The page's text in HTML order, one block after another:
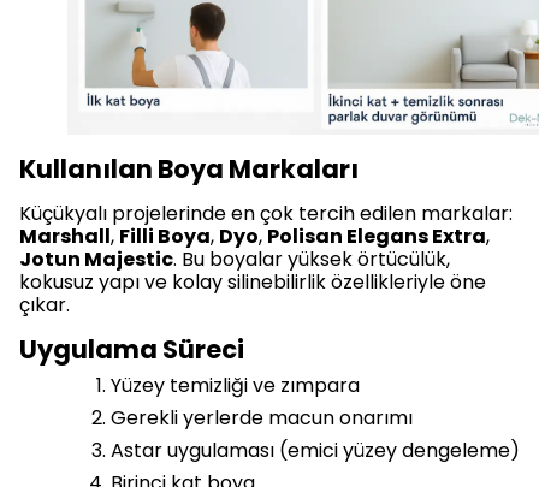
Kullanılan Boya Markaları
Küçükyalı projelerinde en çok tercih edilen markalar:
Marshall, Filli Boya, Dyo, Polisan Elegans Extra,
Jotun Majestic. Bu boyalar yüksek örtücülük,
kokusuz yapı ve kolay silinebilirlik özellikleriyle öne
çıkar.
Uygulama Süreci
Yüzey temizliği ve zımpara
Gerekli yerlerde macun onarımı
Astar uygulaması (emici yüzey dengeleme)